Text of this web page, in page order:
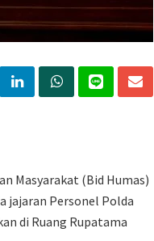
Masyarakat (Bid Humas)
jajaran Personel Polda
di Ruang Rupatama